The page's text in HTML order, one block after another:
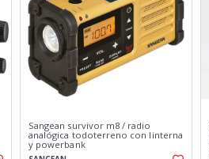
Sangean survivor m8 / radio
analógica todoterreno con linterna
y powerbank